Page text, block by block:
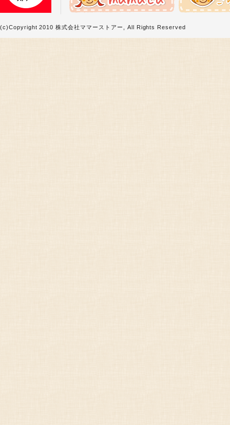
(c)Copyright 2010 株式会社ママーストアー, All Rights Reserved